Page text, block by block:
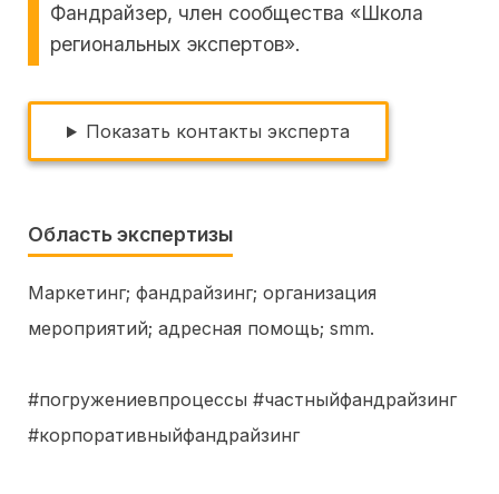
Фандрайзер, член сообщества «Школа
региональных экспертов».
Показать контакты эксперта
Область экспертизы
Маркетинг фандрайзинг организация
мероприятий адресная помощь smm
#погружениевпроцессы #частныйфандрайзинг
#корпоративныйфандрайзинг